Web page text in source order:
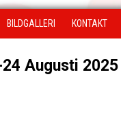
BILDGALLERI KONTAKT
Augusti 2025